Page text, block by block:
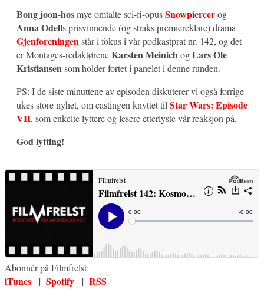
Bong joon-hos mye omtalte sci-fi-opusSnowpiercerog
Anna Odells prisvinnende (og straks premiereklare) drama
Gjenforeningenstår i fokus i vår podkastprat nr. 142, og det
er Montages-redaktøreneKarsten MeinichogLars Ole
Kristiansensom holder fortet i panelet i denne runden.
PS: I de siste minuttene av episoden diskuterer vi også forrige
ukes store nyhet, om castingen knyttet til Star Wars: Episode
VII, som enkelte lyttere og lesere etterlyste vår reaksjon på.
God lytting!
Abonnér på Filmfrelst:
iTunes | Spotify | RSS